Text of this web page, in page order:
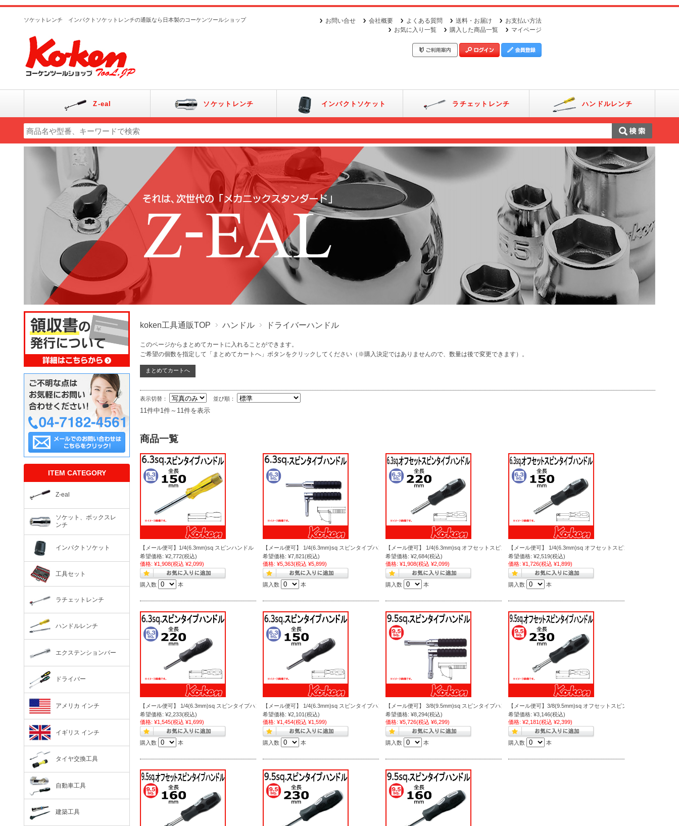
ソケットレンチ インパクトソケットレンチの通販なら日本製のコーケンツールショップ お支払い方法
送料・お届け
よくある質問
会社概要
お問い合せ
マイページ
購入した商品一覧
お気に入り一覧
Z-eal ソケットレンチ インパクトソケット ラチェットレンチ ハンドルレンチ
koken工具通販TOP ハンドル ドライバーハンドル
このページからまとめてカートに入れることができます。
ご希望の個数を指定して「まとめてカートへ」ボタンをクリックしてください（※購入決定ではありませんので、数量は後で変更できます）。
表示切替： 並び順：
11件中1件～11件を表示
商品一覧
【メール便可】1/4(6.3mm)sq スピンハンドル 2769F
希望価格: ¥2,772(税込)
価格: ¥1,908(税込 ¥2,099)
購入数 本
【メール便可】 1/4(6.3mm)sq スピンタイプハンドル 2769H
希望価格: ¥7,821(税込)
価格: ¥5,363(税込 ¥5,899)
購入数 本
【メール便可】 1/4(6.3mm)sq オフセットスピンタイプハンドル 2769NWF-220
希望価格: ¥2,684(税込)
価格: ¥1,908(税込 ¥2,099)
購入数 本
【メール便可】 1/4(6.3mm)sq オフセットスピンタイプハンドル
希望価格: ¥2,519(税込)
価格: ¥1,726(税込 ¥1,899)
購入数 本
【メール便可】 1/4(6.3mm)sq スピンタイプハンドル 2769N-220
希望価格: ¥2,233(税込)
価格: ¥1,545(税込 ¥1,699)
購入数 本
【メール便可】 1/4(6.3mm)sq スピンタイプハンドル 2769N-150
希望価格: ¥2,101(税込)
価格: ¥1,454(税込 ¥1,599)
購入数 本
【メール便可】 3/8(9.5mm)sq スピンタイプハンドル 3769H
希望価格: ¥8,294(税込)
価格: ¥5,726(税込 ¥6,299)
購入数 本
【メール便可】3/8(9.5mm)sq オフセットスピンタイプハンドル
希望価格: ¥3,146(税込)
価格: ¥2,181(税込 ¥2,399)
購入数 本
ITEM CATEGORY
Z-eal
ソケット、ボックスレ
ンチ
インパクトソケット
工具セット
ラチェットレンチ
ハンドルレンチ
エクステンションバー
ドライバー
アメリカ インチ
イギリス インチ
タイヤ交換工具
自動車工具
建築工具